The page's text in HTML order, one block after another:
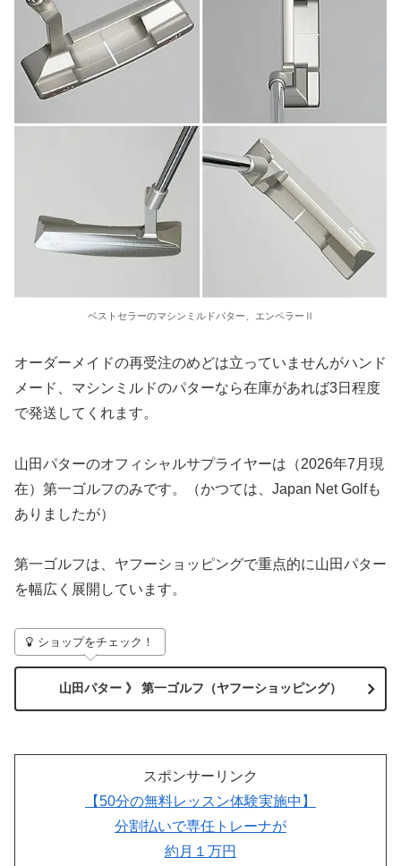
ベストセラーのマシンミルドパター、エンペラーⅡ
オーダーメイドの再受注のめどは立っていませんがハンド
メード、マシンミルドのパターなら在庫があれば3日程度
で発送してくれます。
山田パターのオフィシャルサプライヤーは（2026年7月現
在）第一ゴルフのみです。（かつては、Japan Net Golfも
ありましたが）
第一ゴルフは、ヤフーショッピングで重点的に山田パター
を幅広く展開しています。
ショップをチェック！
山田パター 》 第一ゴルフ（ヤフーショッピング）
スポンサーリンク
【50分の無料レッスン体験実施中】
分割払いで専任トレーナが
約月１万円